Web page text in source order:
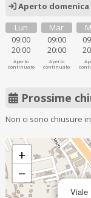
Aperto domenica
Lun
09:00
20:00
Aperto
continuato
Mar
09:00
20:00
Aperto
continuato
Prossime
Non ci sono chiusure
Viale
+
−